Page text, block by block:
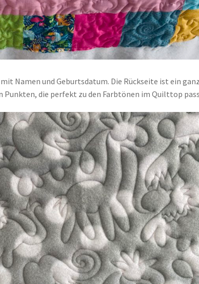
Namen und Geburtsdatum. Die Rückseite ist ein
die perfekt zu den Farbtönen im Quilttop